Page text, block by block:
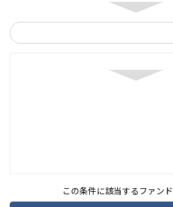
この条件に該当するファンド